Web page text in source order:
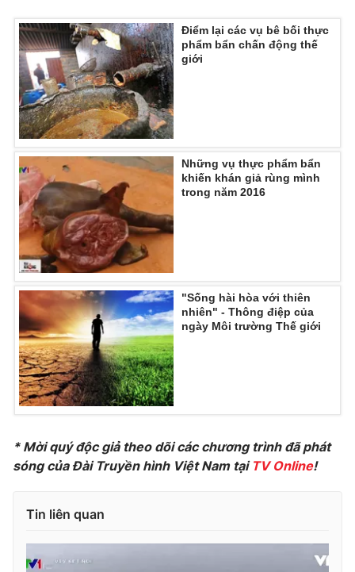
VTV Sức khoẻ Bất động sản
Thị trường 24h Tấm lòng Việt
VTV4 Vươn mình bằng AI
VTV9 VTV8
Liên hệ tòa soạn
THỜI BÁO VTV
Theo dõi báo trên
Cơ quan chủ quản:Đài Truyền hình Việt Nam
Giấy phép hoạt động báo in và báo điện tử số 483/GP-BTTTT
cấp ngày 29/12/2023
Phó Tổng Biên tập:
Tổng đài VTV:024.38 355 931 - 024.38 355 932
Điểm lại các vụ bê bối thực
phẩm bẩn chấn động thế
giới
Những vụ thực phẩm bẩn
khiến khán giả rùng mình
trong năm 2016
"Sống hài hòa với thiên
nhiên" - Thông điệp của
ngày Môi trường Thế giới
* Mời quý độc giả theo dõi các chương trình đã phát
sóng của Đài Truyền hình Việt Nam tại TV Online!
Tin liên quan